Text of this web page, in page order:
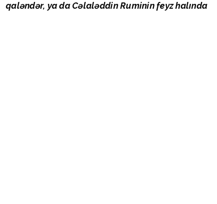
qaləndər, ya da Cəlaləddin Ruminin feyz halında